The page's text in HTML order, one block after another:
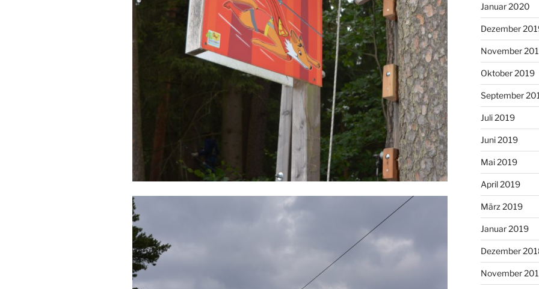
Januar 2020
Dezember
November
Oktober 2019
September
Juli 2019
Juni 2019
Mai 2019
April 2019
März 2019
Januar 2019
Dezember
November